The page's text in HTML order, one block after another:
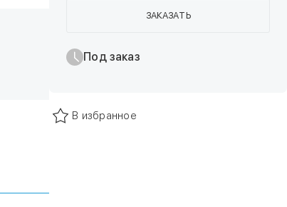
ЗАКАЗАТЬ
Под заказ
В избранное